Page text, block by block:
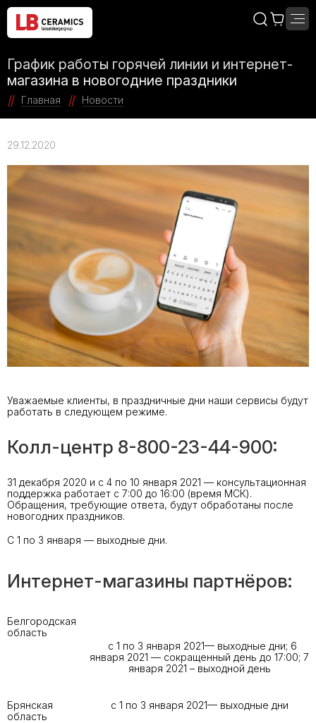
График работы горячей линии и интернет-
магазина в новогодние праздники
Главная Новости
29.12.2020
Уважаемые клиенты, в праздничные дни наши сервисы будут
работать в следующем режиме.
Колл-центр 8-800-23-44-900:
31 декабря 2020 и с 4 по 10 января 2021 — консультационная
поддержка работает с 7:00 до 16:00 (время МСК).
Обращения, требующие ответа, будут обработаны после
новогодних праздников.
С 1 по 3 января — выходные дни.
Интернет-магазины партнёров:
Белгородская
область
с 1 по 3 января 2021— выходные дни; 6
января 2021 — сокращенный день до 17:00; 7
января 2021 – выходной день
Брянская
область
с 1 по 3 января 2021— выходные дни